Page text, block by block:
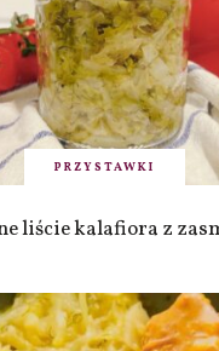
PRZYSTAWKI
liście kalafiora z